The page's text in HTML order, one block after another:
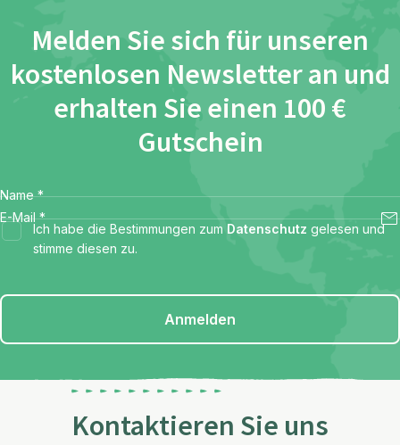
Melden Sie sich für unseren
kostenlosen Newsletter an und
erhalten Sie einen 100 €
Gutschein
Name *
E-Mail *
Ich habe die Bestimmungen zum Datenschutz gelesen und
stimme diesen zu.
Anmelden
Kontaktieren Sie uns